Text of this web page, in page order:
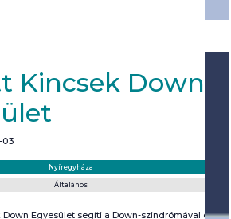
Kincsek Down
03
Nyíregyháza
Általános
Egyesület segíti a Down-szindrómával és